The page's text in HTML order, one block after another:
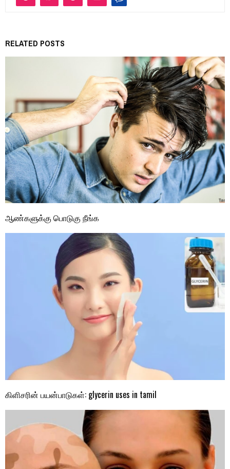
RELATED POSTS
ஆண்களுக்கு பொடுகு நீங்க
கிளிசரின் பயன்பாடுகள்: glycerin uses in tamil